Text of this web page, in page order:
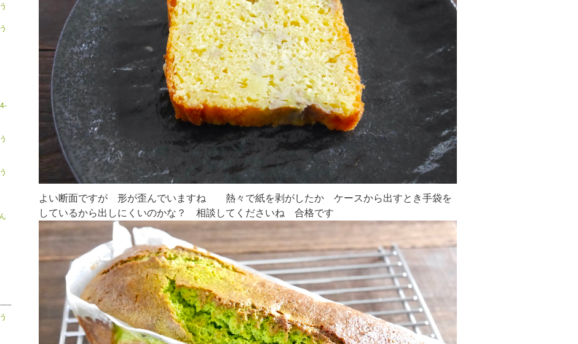
よい断面ですが 形が歪んでいますね 熱々で紙を剥がしたか ケースから出すとき手袋を
しているから出しにくいのかな？ 相談してくださいね 合格です